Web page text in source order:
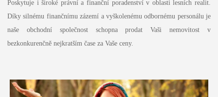
Poskytuje i široké právní a finanční poradenství v oblasti lesních realit.
Díky silnému finančnímu zázemí a vyškolenému odbornému personálu je
naše obchodní společnost schopna prodat Vaši nemovitost v
bezkonkurenčně nejkratším čase za Vaše ceny.